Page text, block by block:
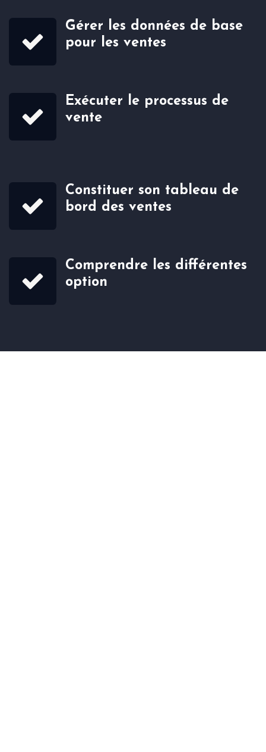
Gérer les données de base
pour les ventes
Exécuter le processus de
vente
Constituer son tableau de
bord des ventes
Comprendre les différentes
option